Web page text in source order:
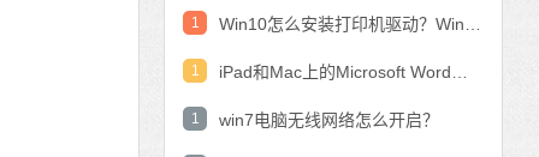
1
1
1 win7电脑无线网络怎么开启？